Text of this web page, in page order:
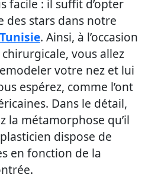
facile : il suffit d’opter
stars dans notre
. Ainsi, à l’occasion
vous allez
votre nez et lui
espérez, comme l’ont
Dans le détail,
la métamorphose qu’il
dispose de
en fonction de la